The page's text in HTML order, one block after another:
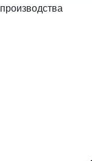
производства